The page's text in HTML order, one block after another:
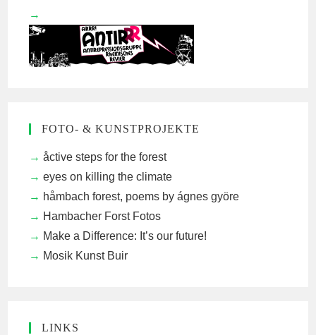
FOTO- & KUNSTPROJEKTE
åctive steps for the forest
eyes on killing the climate
håmbach forest, poems by ágnes györe
Hambacher Forst Fotos
Make a Difference: It’s our future!
Mosik Kunst Buir
LINKS